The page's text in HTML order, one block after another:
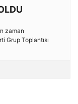
zaman
Grup Toplantısı